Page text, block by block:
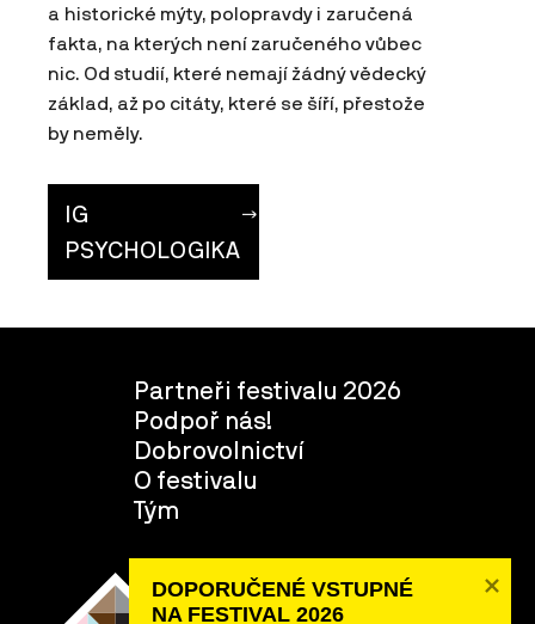
a historické mýty, polopravdy i zaručená
fakta, na kterých není zaručeného vůbec
nic. Od studií, které nemají žádný vědecký
základ, až po citáty, které se šíří, přestože
by neměly.
IG
PSYCHOLOGIKA
Partneři festivalu 2026
Podpoř nás!
Dobrovolnictví
O festivalu
Tým
DOPORUČENÉ VSTUPNÉ
NA FESTIVAL 2026